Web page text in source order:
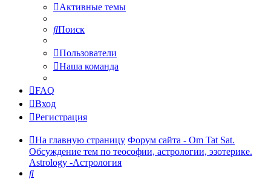
Активные темы
Поиск
Пользователи
Наша команда
FAQ
Вход
Регистрация
На главную страницу Форум сайта - Om Tat Sat.
Обсуждение тем по теософии, астрологии, эзотерике.
Astrology -Астрология
Поиск